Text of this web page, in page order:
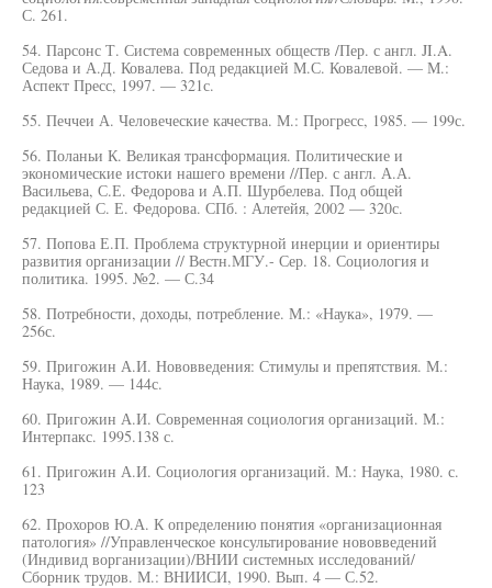
С. 261.
54. Парсонс Т. Система современных обществ /Пер. с англ. JI.A.
Седова и А.Д. Ковалева. Под редакцией М.С. Ковалевой. — М.:
Аспект Пресс, 1997. — 321с.
55. Печчеи А. Человеческие качества. М.: Прогресс, 1985. — 199с.
56. Поланьи К. Великая трансформация. Политические и
экономические истоки нашего времени //Пер. с англ. А.А.
Васильева, С.Е. Федорова и А.П. Шурбелева. Под общей
редакцией С. Е. Федорова. СПб. : Алетейя, 2002 — 320с.
57. Попова Е.П. Проблема структурной инерции и ориентиры
развития организации // Вестн.МГУ.- Сер. 18. Социология и
политика. 1995. №2. — С.34
58. Потребности, доходы, потребление. М.: «Наука», 1979. —
256с.
59. Пригожин А.И. Нововведения: Стимулы и препятствия. М.:
Наука, 1989. — 144с.
60. Пригожин А.И. Современная социология организаций. М.:
Интерпакс. 1995.138 с.
61. Пригожин А.И. Социология организаций. М.: Наука, 1980. с.
123
62. Прохоров Ю.А. К определению понятия «организационная
патология» //Управленческое консультирование нововведений
(Индивид ворганизации)/ВНИИ системных исследований/
Сборник трудов. М.: ВНИИСИ, 1990. Вып. 4 — С.52.